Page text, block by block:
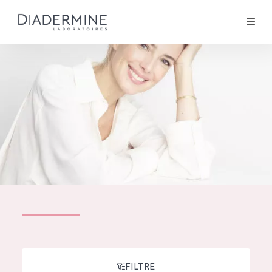
SOLUTIONS POUR LA PEAU
TOUS LES PRODUIT
Tous les Produit
ACCUEIL
Conseils Beauté
FILTRE